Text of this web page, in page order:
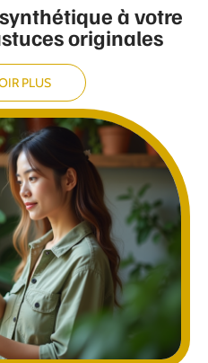
à votre
originales
PLUS